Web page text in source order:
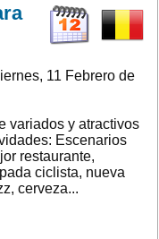
11 Febrero de
variados y atractivos
Escenarios
restaurante,
ciclista, nueva
cerveza...